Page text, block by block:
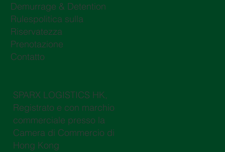
Demurrage & Detention
Rulespolitica sulla
Riservatezza
Prenotazione
Contatto
SPARX LOGISTICS HK,
Registrato e con marchio
commerciale presso la
Camera di Commercio di
Hong Kong